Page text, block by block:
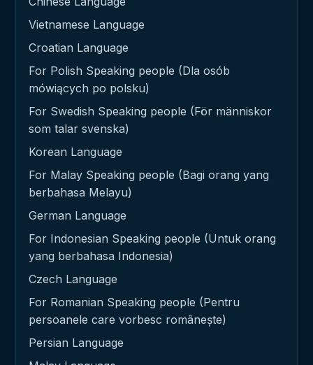
Vietnamese Language
Croatian Language
For Polish Speaking people (Dla osób
mówiących po polsku)
For Swedish Speaking people (För människor
som talar svenska)
Korean Language
For Malay Speaking people (Bagi orang yang
berbahasa Melayu)
German Language
For Indonesian Speaking people (Untuk orang
yang berbahasa Indonesia)
Czech Language
For Romanian Speaking people (Pentru
persoanele care vorbesc românește)
Persian Language